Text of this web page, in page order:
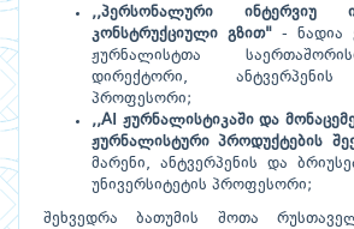
,,პერსონალური ინტერვიუ
კონსტრუქციული გზით" - ნადია
ჟურნალისტთა
დირექტორი, ანტვერპენის
პროფესორი;
,,AI ჟურნალისტიკაში და
ჟურნალისტური პროდუქტების
მარენი, ანტვერპენის და
უნივერსიტეტის პროფესორი;
შეხვედრა ბათუმის შოთა